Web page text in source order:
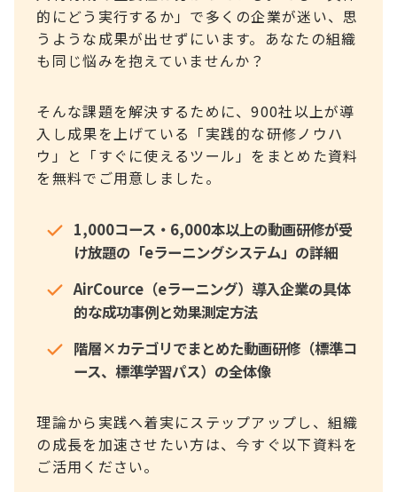
的にどう実行するか」で多くの企業が迷い、思
うような成果が出せずにいます。あなたの組織
も同じ悩みを抱えていませんか？
そんな課題を解決するために、900社以上が導
入し成果を上げている「実践的な研修ノウハ
ウ」と「すぐに使えるツール」をまとめた資料
を無料でご用意しました。
1,000コース・6,000本以上の動画研修が受
け放題の「eラーニングシステム」の詳細
AirCource（eラーニング）導入企業の具体
的な成功事例と効果測定方法
階層×カテゴリでまとめた動画研修（標準コ
ース、標準学習パス）の全体像
理論から実践へ着実にステップアップし、組織
の成長を加速させたい方は、今すぐ以下資料を
ご活用ください。